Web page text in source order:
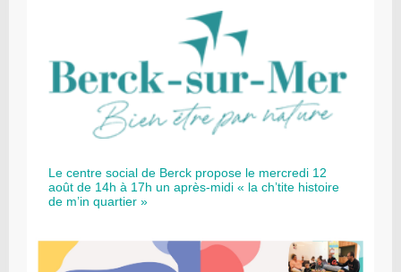
Le centre social de Berck propose le mercredi 12
août de 14h à 17h un après-midi « la ch’tite histoire
de m’in quartier »